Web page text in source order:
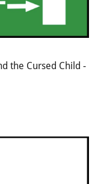
the Cursed Child -